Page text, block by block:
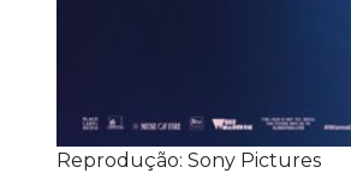
Reprodução: Sony Pictures